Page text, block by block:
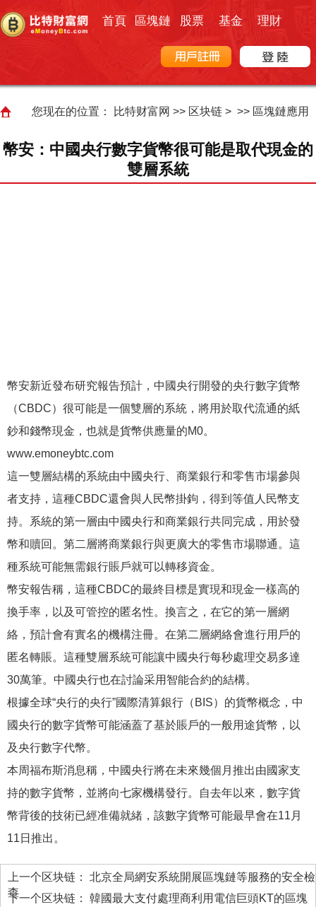
首頁 區塊鏈 股票 基金 理財
您现在的位置： 比特财富网 >> 区块链> >> 區塊鏈應用
幣安：中國央行數字貨幣很可能是取代現金的
雙層系統
幣安新近發布研究報告預計，中國央行開發的央行數字貨幣
（CBDC）很可能是一個雙層的系統，將用於取代流通的紙
鈔和錢幣現金，也就是貨幣供應量的M0。
www.emoneybtc.com
這一雙層結構的系統由中國央行、商業銀行和零售市場參與
者支持，這種CBDC還會與人民幣掛鉤，得到等值人民幣支
持。系統的第一層由中國央行和商業銀行共同完成，用於發
幣和贖回。第二層將商業銀行與更廣大的零售市場聯通。這
種系統可能無需銀行賬戶就可以轉移資金。
幣安報告稱，這種CBDC的最終目標是實現和現金一樣高的
換手率，以及可管控的匿名性。換言之，在它的第一層網
絡，預計會有實名的機構注冊。在第二層網絡會進行用戶的
匿名轉賬。這種雙層系統可能讓中國央行每秒處理交易多達
30萬筆。中國央行也在討論采用智能合約的結構。
根據全球“央行的央行”國際清算銀行（BIS）的貨幣概念，中
國央行的數字貨幣可能涵蓋了基於賬戶的一般用途貨幣，以
及央行數字代幣。
本周福布斯消息稱，中國央行將在未來幾個月推出由國家支
持的數字貨幣，並將向七家機構發行。自去年以來，數字貨
幣背後的技術已經准備就緒，該數字貨幣可能最早會在11月
11日推出。
上一个区块链： 北京全局網安系統開展區塊鏈等服務的安全檢
查
下一个区块链： 韓國最大支付處理商利用電信巨頭KT的區塊